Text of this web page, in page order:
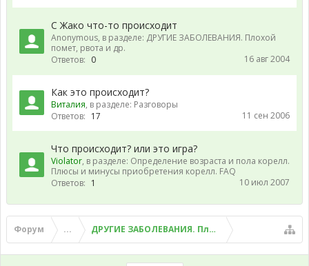
С Жако что-то происходит
Anonymous, в разделе: ДРУГИЕ ЗАБОЛЕВАНИЯ. Плохой
помет, рвота и др.
Ответов: 0 16 авг 2004
Как это происходит?
Виталия, в разделе: Разговоры
Ответов: 17 11 сен 2006
Что происходит? или это игра?
Violator, в разделе: Определение возраста и пола корелл.
Плюсы и минусы приобретения корелл. FAQ
Ответов: 1 10 июл 2007
Форум ... ДРУГИЕ ЗАБОЛЕВАНИЯ. Плохой помет, рвота и